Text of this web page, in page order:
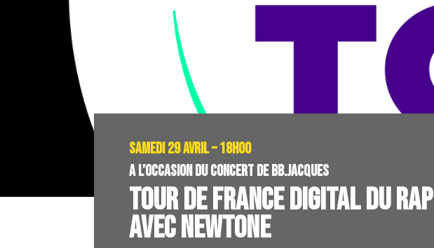
SAMEDI 29 AVRIL – 18H00
A L’OCCASION DU CONCERT DE BB.JACQUES
TOUR DE FRANCE DIGITAL DU RAP
AVEC NEWTONE